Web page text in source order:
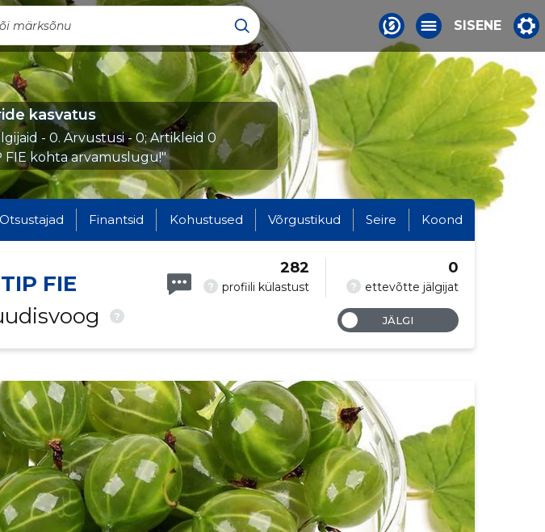
SISENE
kasvatus
- 0. Arvustusi - 0; Artikleid 0
FIE kohta arvamuslugu!"
Otsustajad Finantsid Kohustused Võrgustikud Seire Koond
FIE
?
? profiili külastust
282
? ettevõtte jälgijat
0
JÄLGI